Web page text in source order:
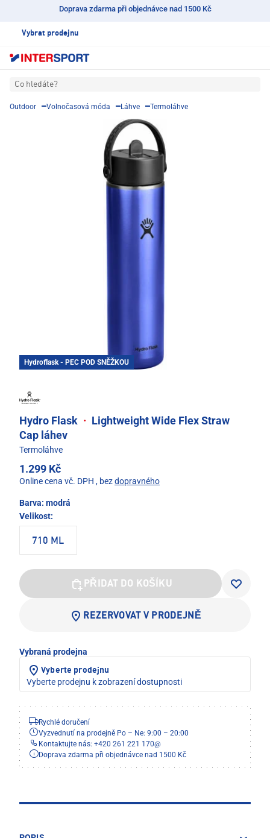
Doprava zdarma při objednávce nad 1500 Kč
Vybrat prodejnu
Co hledáte?
Outdoor Volnočasová móda Láhve Termoláhve
Hydroflask - PEC POD SNĚŽKOU
Hydro Flask · Lightweight Wide Flex Straw
Cap láhev
Termoláhve
1.299 Kč
Online cena vč. DPH , bezdopravného
Barva: modrá
Velikost:
710 ML
PŘIDAT DO KOŠÍKU
REZERVOVAT V PRODEJNĚ
Vybraná prodejna
Vyberte prodejnu
Vyberte prodejnu k zobrazení dostupnosti
Rychlé doručení
Vyzvednutí na prodejně Po – Ne: 9:00 – 20:00
Kontaktujte nás: +420 261 221 170@
Doprava zdarma při objednávce nad 1500 Kč